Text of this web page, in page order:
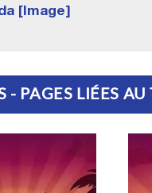
[Image]
- PAGES LIÉES